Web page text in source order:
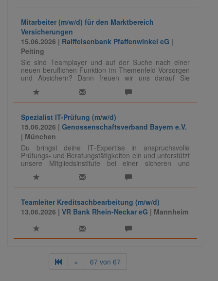
auch als Referent:in. Eine vielseitige Rolle mit
Für unser Team IT-Audit/ -Compliance suchen wir
Spezialisten (m/w/d) für das Beauftragtenwesen im
Datenschutz und der Informationssicherheit.
Mitarbeiter (m/w/d) für den Marktbereich
Versicherungen
15.06.2026 | Raiffeisenbank Pfaffenwinkel eG |
Peiting
Sie sind Teamplayer und auf der Suche nach einer
neuen beruflichen Funktion im Themenfeld Vorsorgen
und Absichern? Dann freuen wir uns darauf Sie
Spezialist IT-Prüfung (m/w/d)
15.06.2026 | Genossenschaftsverband Bayern e.V.
| München
Du bringst deine IT‑Expertise in anspruchsvolle
Prüfungs- und Beratungstätigkeiten ein und unterstützt
unsere Mitgliedsinstitute bei einer sicheren und
regelkonformen IT. Dabei führst du Prüfungen
eigenständig durch, berätst zu Themen wie
Informationssicherheit und Datenschutz und teilst dein
Für unseren Bereich Prüfung Banken, IT-Audit/-
Compliance suchen wir zur Verstärkung und
weiteren Aufbau des Teams Spezialisten (m/w/d) in
der IT-Prüfung.
Teamleiter Kreditsachbearbeitung (m/w/d)
13.06.2026 | VR Bank Rhein-Neckar eG | Mannheim
« 67 von 67